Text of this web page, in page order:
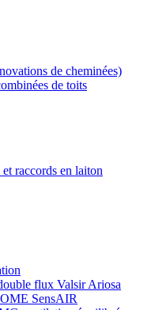
de cheminées)
de toits
raccords en laiton
flux Valsir Ariosa
SensAIR